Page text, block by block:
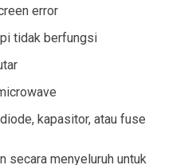
error
tidak berfungsi
kapasitor, atau fuse
secara menyeluruh untuk